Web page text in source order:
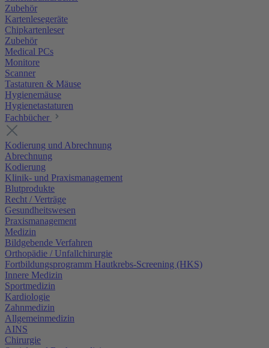
Zubehör
Kartenlesegeräte
Chipkartenleser
Zubehör
Medical PCs
Monitore
Scanner
Tastaturen & Mäuse
Hygienemäuse
Hygienetastaturen
Fachbücher
Kodierung und Abrechnung
Abrechnung
Kodierung
Klinik- und Praxismanagement
Blutprodukte
Recht / Verträge
Gesundheitswesen
Praxismanagement
Medizin
Bildgebende Verfahren
Orthopädie / Unfallchirurgie
Fortbildungsprogramm Hautkrebs-Screening (HKS)
Innere Medizin
Sportmedizin
Kardiologie
Zahnmedizin
Allgemeinmedizin
AINS
Chirurgie